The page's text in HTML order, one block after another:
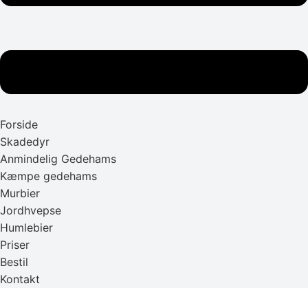
Forside
Skadedyr
Anmindelig Gedehams
Kæmpe gedehams
Murbier
Jordhvepse
Humlebier
Priser
Bestil
Kontakt